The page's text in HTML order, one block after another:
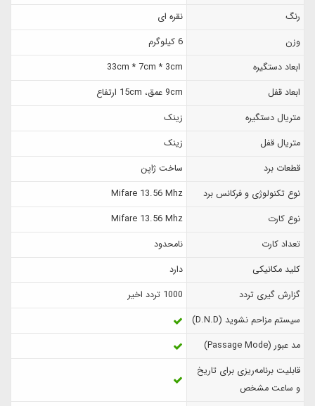
رنگ
نقره ای
وزن
6 کیلوگرم
ابعاد دستگیره
33cm * 7cm * 3cm
ابعاد قفل
9cm عمق، 15cm ارتفاع
متریال دستگیره
زینک
متریال قفل
زینک
قطعات برد
ساخت ژاپن
نوع تکنولوژی و فرکانس برد
Mifare 13.56 Mhz
نوع کارت
Mifare 13.56 Mhz
تعداد کارت
نامحدود
کلید مکانیکی
دارد
گزارش‌ گیری تردد
1000 تردد اخیر
سیستم مزاحم نشوید (D.N.D)
مد عبور (Passage Mode)
قابلیت برنامه‌ریزی برای تاریخ
و ساعت مشخص